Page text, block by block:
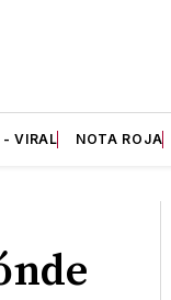
- VIRAL NOTA ROJA